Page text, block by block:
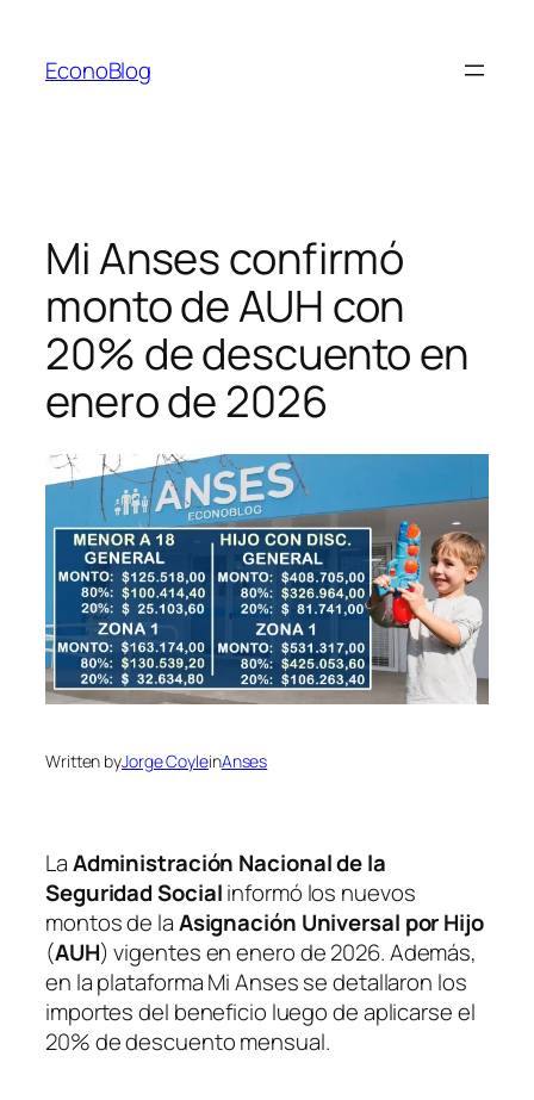
contenido
EconoBlog
Mi Anses confirmó
monto de AUH con
20% de descuento en
enero de 2026
Written byJorge CoyleinAnses
LaAdministración Nacional de la
Seguridad Socialinformó los nuevos
montos de laAsignación Universal por Hijo
(AUH) vigentes en enero de 2026. Además,
en la plataforma Mi Anses se detallaron los
importes del beneficio luego de aplicarse el
20% de descuento mensual.